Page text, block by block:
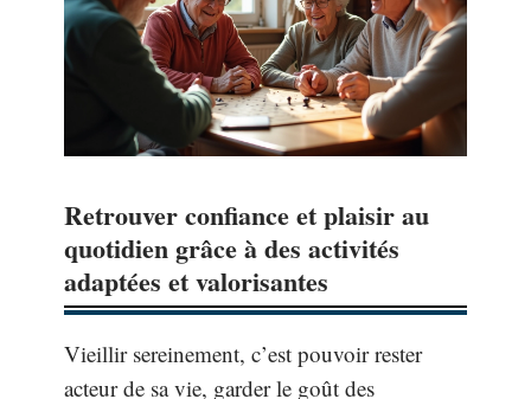
Retrouver confiance et plaisir au
quotidien grâce à des activités
adaptées et valorisantes
Vieillir sereinement, c’est pouvoir rester
acteur de sa vie, garder le goût des